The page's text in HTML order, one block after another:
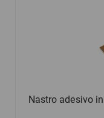
Nastro adesivo